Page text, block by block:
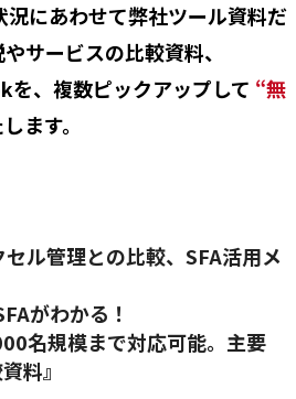
にあわせて弊社ツール資料だ
サービスの比較資料、
、複数ピックアップして “無
ます。
ル管理との比較、SFA活用メ
がわかる！
名規模まで対応可能。主要
料』